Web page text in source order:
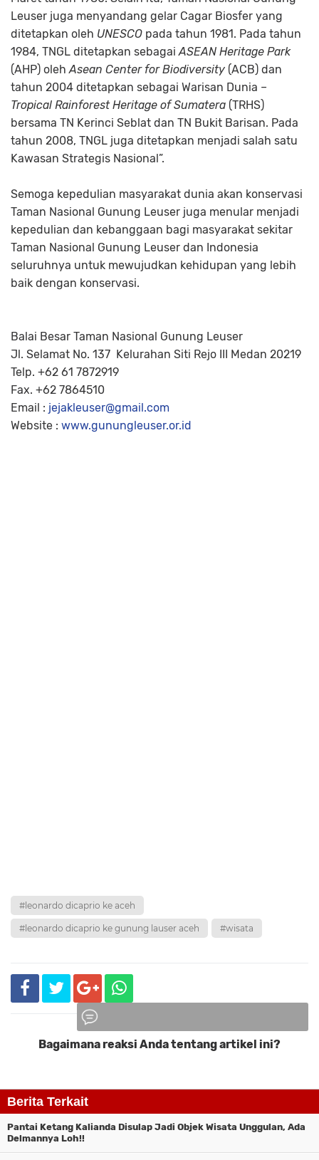
Leuser juga menyandang gelar Cagar Biosfer yang
ditetapkan oleh UNESCO pada tahun 1981. Pada tahun
1984, TNGL ditetapkan sebagaiASEAN Heritage Park
(AHP) olehAsean Center for Biodiversity (ACB) dan
tahun 2004 ditetapkan sebagai Warisan Dunia –
Tropical Rainforest Heritage of Sumatera (TRHS)
bersama TN Kerinci Seblat dan TN Bukit Barisan. Pada
tahun 2008, TNGL juga ditetapkan menjadi salah satu
Kawasan Strategis Nasional”.
Semoga kepedulian masyarakat dunia akan konservasi
Taman Nasional Gunung Leuser juga menular menjadi
kepedulian dan kebanggaan bagi masyarakat sekitar
Taman Nasional Gunung Leuser dan Indonesia
seluruhnya untuk mewujudkan kehidupan yang lebih
baik dengan konservasi.
Balai Besar Taman Nasional Gunung Leuser
Jl. Selamat No. 137 Kelurahan Siti Rejo III Medan 20219
Telp. +62 61 7872919
Fax. +62 7864510
Email : jejakleuser@gmail.com
Website : www.gunungleuser.or.id
#leonardo dicaprio ke aceh
#leonardo dicaprio ke gunung lauser aceh #wisata
Komentar
Bagaimana reaksi Anda tentang artikel ini?
Berita Terkait
Pantai Ketang Kalianda Disulap Jadi Objek Wisata Unggulan, Ada
Delmannya Loh!!